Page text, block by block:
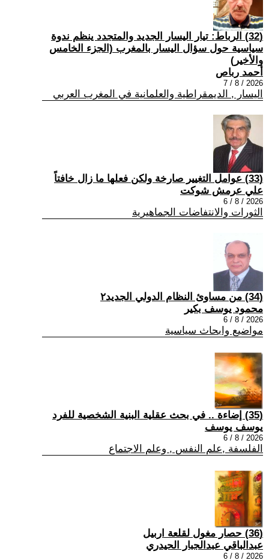
(32) الرباط: تيار اليسار الجديد والمتجدد ينظم ندوة
سياسية حول سؤال اليسار بالمغرب (الجزء الخامس
والأخير)
أحمد رباص
2026 / 8 / 7
اليسار , الديمقراطية والعلمانية في المغرب العربي
(33) عوامل التغيير صارخة ولكن فعلها ما زال خافتاً
علي عرمش شوكت
2026 / 8 / 6
الثورات والانتفاضات الجماهيرية
(34) من مساوئ النظام الدولي الجديد٢
محمود يوسف بكير
2026 / 8 / 6
مواضيع وابحاث سياسية
(35) إضاءة .. في بحث عقلية البنية الشخصية للفرد
يوسف يوسف
2026 / 8 / 6
الفلسفة ,علم النفس , وعلم الاجتماع
(36) حصار مغول لقلعة اربيل
عبدالباقي عبدالجبار الحيدري
2026 / 8 / 6